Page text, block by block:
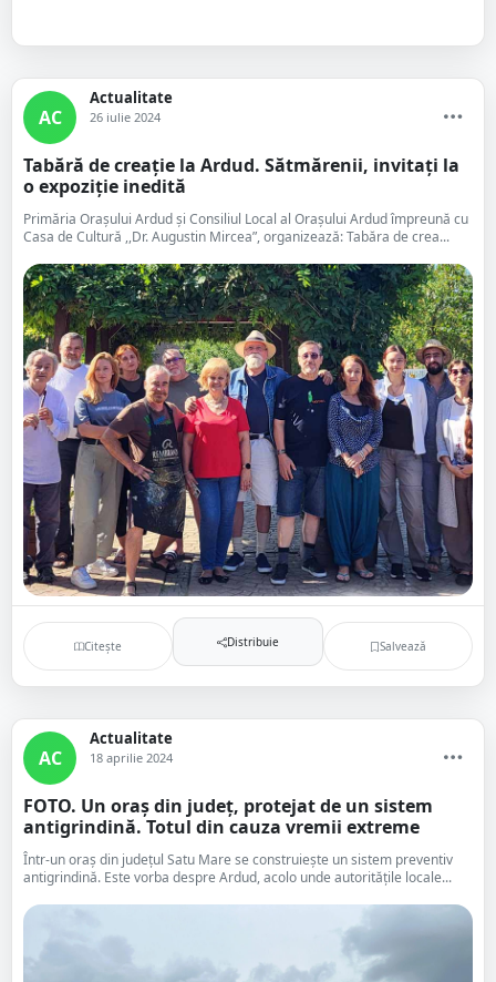
AC
Actualitate
26 iulie 2024
Tabără de creație la Ardud. Sătmărenii, invitați la
o expoziție inedită
Primăria Orașului Ardud și Consiliul Local al Orașului Ardud împreună cu
Casa de Cultură ,,Dr. Augustin Mircea”, organizează: Tabăra de crea...
Citește Distribuie Salvează
AC
Actualitate
18 aprilie 2024
FOTO. Un oraș din județ, protejat de un sistem
antigrindină. Totul din cauza vremii extreme
Într-un oraș din județul Satu Mare se construiește un sistem preventiv
antigrindină. Este vorba despre Ardud, acolo unde autoritățile locale...